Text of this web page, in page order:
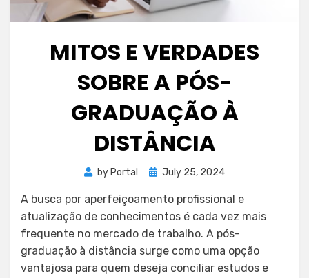
MITOS E VERDADES
SOBRE A PÓS-
GRADUAÇÃO À
DISTÂNCIA
byPortal
Posted
July 25, 2024
A busca por aperfeiçoamento profissional e
atualização de conhecimentos é cada vez mais
frequente no mercado de trabalho. A pós-
graduação à distância surge como uma opção
vantajosa para quem deseja conciliar estudos e